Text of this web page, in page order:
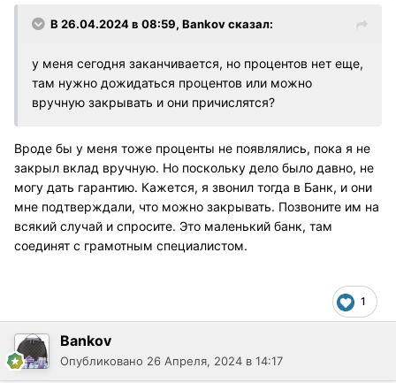
В 26.04.2024 в 08:59, Bankovсказал:
у меня сегодня заканчивается, но процентов нет еще,
там нужно дожидаться процентов или можно
вручную закрывать и они причислятся?
Вроде бы у меня тоже проценты не появлялись, пока я не
закрыл вклад вручную. Но поскольку дело было давно, не
могу дать гарантию. Кажется, я звонил тогда в Банк, и они
мне подтверждали, что можно закрывать. Позвоните им на
всякий случай и спросите. Это маленький банк, там
соединят с грамотным специалистом.
1
Bankov
Опубликовано 26 Апреля, 2024 в 14:17